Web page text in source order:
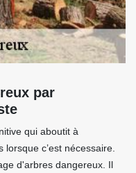
par
qui aboutit à
lorsque c’est nécessaire.
d'arbres dangereux. Il